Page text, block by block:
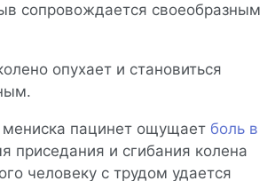
сопровождается своеобразным
опухает и становиться
пацинет ощущает боль в
приседания и сгибания колена
человеку с трудом удается